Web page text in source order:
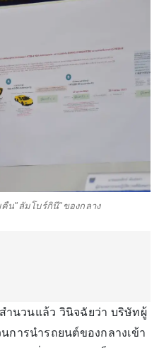
คืน"ลัมโบร์กินี"ของกลาง
ำนวนแล้ว วินิจฉัยว่า บริษัทผู้
การนำรถยนต์ของกลางเข้า